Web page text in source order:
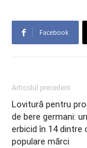
Facebook
Articolul precedent
Lovitură pentru
de bere germani:
erbicid în 14 dintre
populare mărci